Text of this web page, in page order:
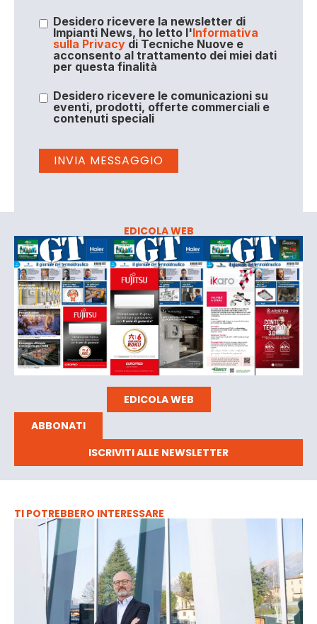
Desidero ricevere la newsletter di
Impianti News, ho letto l'Informativa
sulla Privacydi Tecniche Nuove e
acconsento al trattamento dei miei dati
per questa finalità
Desidero ricevere le comunicazioni su
eventi, prodotti, offerte commerciali e
contenuti speciali
EDICOLA WEB
EDICOLA WEB
ABBONATI
ISCRIVITI ALLE NEWSLETTER
TI POTREBBERO INTERESSARE